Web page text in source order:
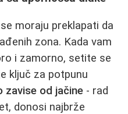
moraju preklapati da
zona. Kada vam
i zamorno, setite se
ključ za potpunu
zavise od jačine - rad
donosi najbrže